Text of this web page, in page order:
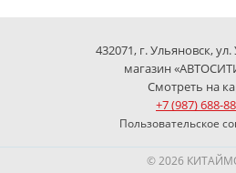
432071, г. Ульяновск,
магазин
Смотреть на
+7 (987) 688-
Пользовательское
© 2026